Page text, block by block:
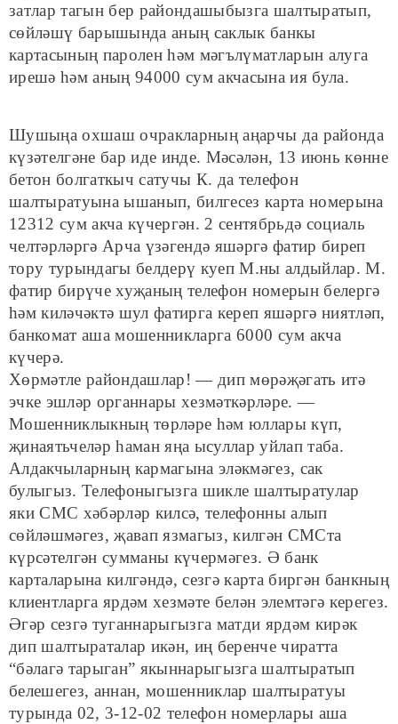
затлар тагын бер райондашыбызга шалтыратып,
сөйләшү барышында аның саклык банкы
картасының паролен һәм мәгълүматларын алуга
ирешә һәм аның 94000 сум акчасына ия була.
Шушыңа охшаш очракларның аңарчы да районда
күзәтелгәне бар иде инде. Мәсәлән, 13 июнь көнне
бетон болгаткыч сатучы К. да телефон
шалтыратуына ышанып, билгесез карта номерына
12312 сум акча күчергән. 2 сентябрьдә социаль
челтәрләргә Арча үзәгендә яшәргә фатир биреп
тору турындагы белдерү куеп М.ны алдыйлар. М.
фатир бирүче хуҗаның телефон номерын белергә
һәм киләчәктә шул фатирга кереп яшәргә ниятләп,
банкомат аша мошенникларга 6000 сум акча
күчерә.
Хөрмәтле райондашлар! — дип мөрәҗәгать итә
эчке эшләр органнары хезмәткәрләре. —
Мошенниклыкның төрләре һәм юллары күп,
җинаятьчеләр һаман яңа ысуллар уйлап таба.
Алдакчыларның кармагына эләкмәгез, сак
булыгыз. Телефоныгызга шикле шалтыратулар
яки СМС хәбәрләр килсә, телефонны алып
сөйләшмәгез, җавап язмагыз, килгән СМСта
күрсәтелгән сумманы күчермәгез. Ә банк
карталарына килгәндә, сезгә карта биргән банкның
клиентларга ярдәм хезмәте белән элемтәгә керегез.
Әгәр сезгә туганнарыгызга матди ярдәм кирәк
дип шалтыраталар икән, иң беренче чиратта
“бәлагә тарыган” якыннарыгызга шалтыратып
белешегез, аннан, мошенниклар шалтыратуы
турында 02, 3-12-02 телефон номерлары аша